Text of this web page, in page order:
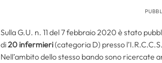
Sulla G.U. n. 11 del 7 febbraio 2020 è stato
di20 infermieri(categoria D) presso l’I.R.C.C.S.
Nell’ambito dello stesso bando sono ricercate